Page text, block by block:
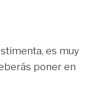
es muy
poner en